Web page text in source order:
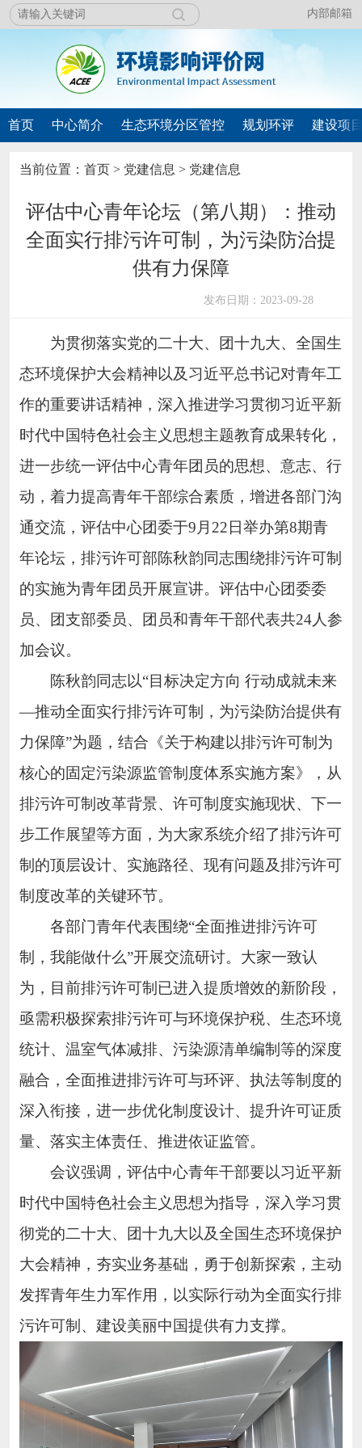
首页 中心简介 生态环境分区管控 规划环评 建设项
内部邮箱
当前位置： 首页> 党建信息 > 党建信息
评估中心青年论坛（第八期）：推动
全面实行排污许可制，为污染防治提
供有力保障
发布日期：2023-09-28
为贯彻落实党的二十大、团十九大、全国生
态环境保护大会精神以及习近平总书记对青年工
作的重要讲话精神，深入推进学习贯彻习近平新
时代中国特色社会主义思想主题教育成果转化，
进一步统一评估中心青年团员的思想、意志、行
动，着力提高青年干部综合素质，增进各部门沟
通交流，评估中心团委于9月22日举办第8期青
年论坛，排污许可部陈秋韵同志围绕排污许可制
的实施为青年团员开展宣讲。评估中心团委委
员、团支部委员、团员和青年干部代表共24人参
加会议。
陈秋韵同志以“目标决定方向 行动成就未来
—推动全面实行排污许可制，为污染防治提供有
力保障”为题，结合《关于构建以排污许可制为
核心的固定污染源监管制度体系实施方案》，从
排污许可制改革背景、许可制度实施现状、下一
步工作展望等方面，为大家系统介绍了排污许可
制的顶层设计、实施路径、现有问题及排污许可
制度改革的关键环节。
各部门青年代表围绕“全面推进排污许可
制，我能做什么”开展交流研讨。大家一致认
为，目前排污许可制已进入提质增效的新阶段，
亟需积极探索排污许可与环境保护税、生态环境
统计、温室气体减排、污染源清单编制等的深度
融合，全面推进排污许可与环评、执法等制度的
深入衔接，进一步优化制度设计、提升许可证质
量、落实主体责任、推进依证监管。
会议强调，评估中心青年干部要以习近平新
时代中国特色社会主义思想为指导，深入学习贯
彻党的二十大、团十九大以及全国生态环境保护
大会精神，夯实业务基础，勇于创新探索， 主动
发挥青年生力军作用，以实际行动为全面实行排
污许可制、建设美丽中国提供有力支撑。